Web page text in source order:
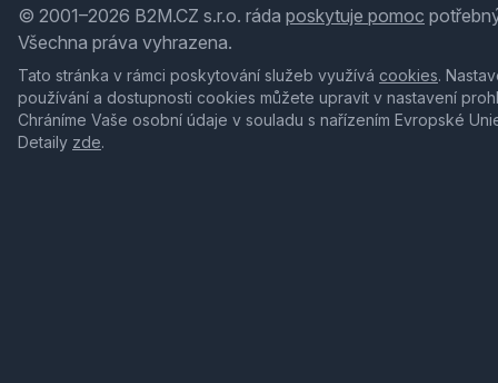
© 2001–2026 B2M.CZ s.r.o. ráda poskytuje pomoc
Všechna práva vyhrazena.
Tato stránka v rámci poskytování služeb využívá cookies.
používání a dostupnosti cookies můžete upravit v nastavení
Chráníme Vaše osobní údaje v souladu s nařízením Evropské
Detaily zde.